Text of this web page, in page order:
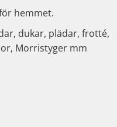
hemmet.
dukar, plädar, frotté,
Morristyger mm